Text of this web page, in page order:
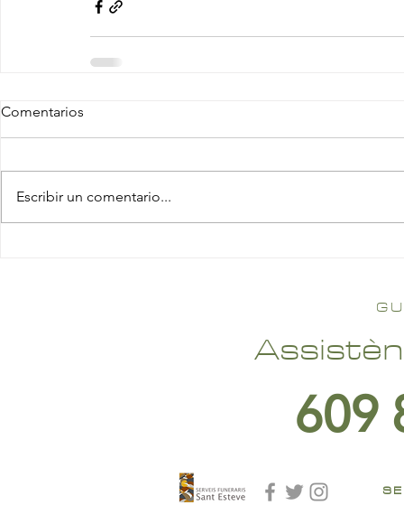
Comentarios
Escribir un comentario...
609